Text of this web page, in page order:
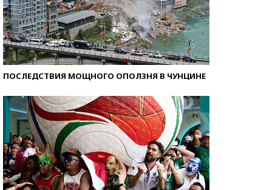
ПОСЛЕДСТВИЯ МОЩНОГО ОПОЛЗНЯ В ЧУНЦИНЕ